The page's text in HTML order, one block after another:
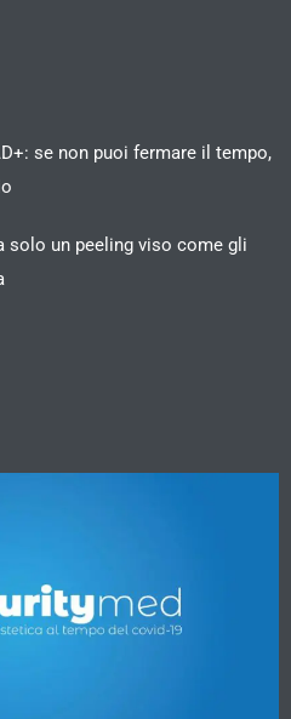
se non puoi fermare il tempo,
solo un peeling viso come gli